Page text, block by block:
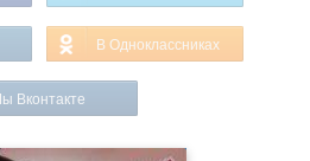
В Одноклассниках
Вконтакте